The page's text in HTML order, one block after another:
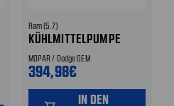
Ram (5.7)
KÜHLMITTELPUMPE
MOPAR / Dodge OEM
394,98€
IN DEN